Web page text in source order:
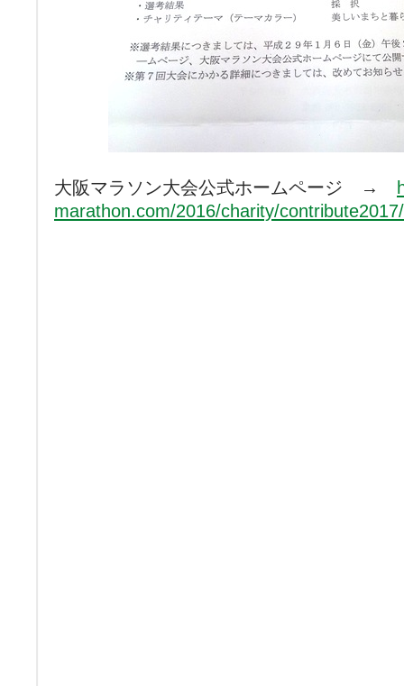
大阪マラソン大会公式ホームページ →
marathon.com/2016/charity/contribute2017/